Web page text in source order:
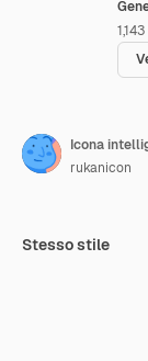
1,143
Icona
rukanicon
Stesso stile